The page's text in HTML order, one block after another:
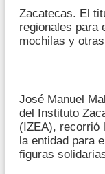
Zacatecas. El
regionales para
mochilas y
José Manuel
del Instituto
(IZEA), recorrió
la entidad para
figuras